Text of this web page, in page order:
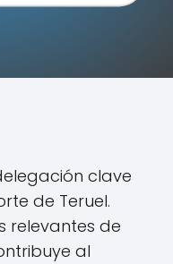
clave
de Teruel.
relevantes de
al